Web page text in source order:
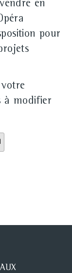
en
pour
à modifier